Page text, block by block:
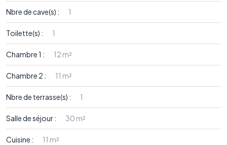
Nbre de cave(s) : 1
Toilette(s) : 1
Chambre 1 : 12 m²
Chambre 2 : 11 m²
Nbre de terrasse(s) : 1
Salle de séjour : 30 m²
Cuisine : 11 m²